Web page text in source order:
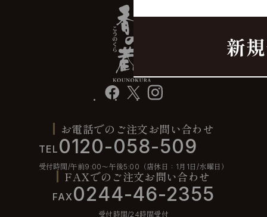
facebook instagram
お電話でのご注文お問い合わせ
TEL 0120-058-509
受付時間/午前9:00〜午後5:00（店休日：1月1日/水曜日）
FAXでのご注文お問い合わせ
FAX0244-46-2355
受付時間/24時間受付